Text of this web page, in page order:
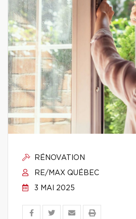
RÉNOVATION
RE/MAX QUÉBEC
3 MAI 2025